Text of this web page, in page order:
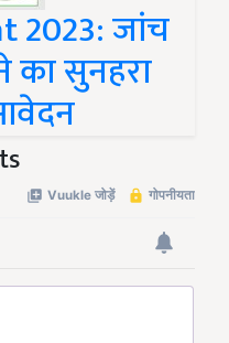
2023: जांच
सुनहरा